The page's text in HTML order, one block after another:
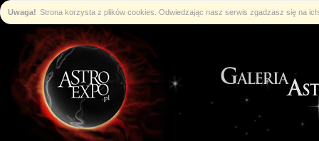
Uwaga! Strona korzysta z plików cookies. Odwiedzając nasz serwis zgadzasz się na